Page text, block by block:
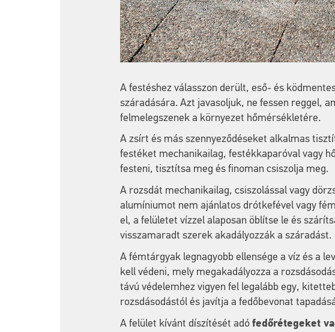
A festéshez válasszon derült, eső- és
száradására. Azt javasoljuk, ne fessen reggel,
felmelegszenek a környezet hőmérsékletére.
A zsírt és más szennyeződéseket alkalmas
festéket mechanikailag, festékkaparóval vagy
festeni, tisztítsa meg és finoman csiszolja meg.
A rozsdát mechanikailag, csiszolással vagy
alumíniumot nem ajánlatos drótkefével vagy
el, a felületet vízzel alaposan öblítse le és
visszamaradt szerek akadályozzák a száradást.
A fémtárgyak legnagyobb ellensége a víz és a
kell védeni, mely megakadályozza a
távú védelemhez vigyen fel legalább egy,
rozsdásodástól és javítja a fedőbevonat
A felület kívánt díszítését adó fedőrétegeket